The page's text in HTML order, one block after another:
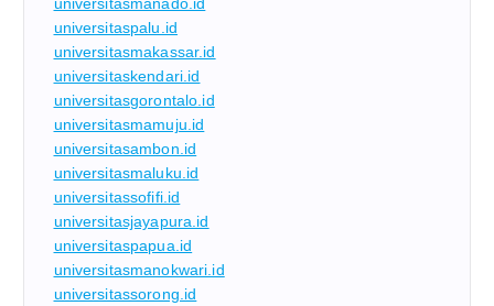
universitaspalu.id
universitasmakassar.id
universitaskendari.id
universitasgorontalo.id
universitasmamuju.id
universitasambon.id
universitasmaluku.id
universitassofifi.id
universitasjayapura.id
universitaspapua.id
universitasmanokwari.id
universitassorong.id